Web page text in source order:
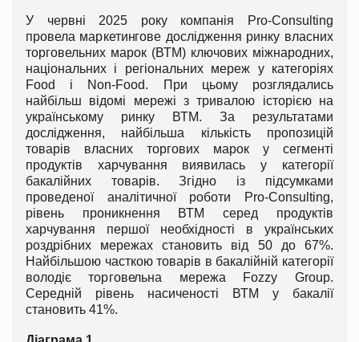
У червні 2025 року компанія Pro-Consulting
провела маркетингове дослідження ринку власних
торговельних марок (ВТМ) ключових міжнародних,
національних і регіональних мереж у категоріях
Food і Non-Food. При цьому розглядались
найбільш відомі мережі з тривалою історією на
українському ринку ВТМ. За результатами
дослідження, найбільша кількість пропозицій
товарів власних торгових марок у сегменті
продуктів харчування виявилась у категорії
бакалійних товарів. Згідно із підсумками
проведеної аналітичної роботи Pro-Consulting,
рівень проникнення ВТМ серед продуктів
харчування першої необхідності в українських
роздрібних мережах становить від 50 до 67%.
Найбільшою часткою товарів в бакалійній категорії
володіє торговельна мережа Fozzy Group.
Середній рівень насиченості ВТМ у бакалії
становить 41%.